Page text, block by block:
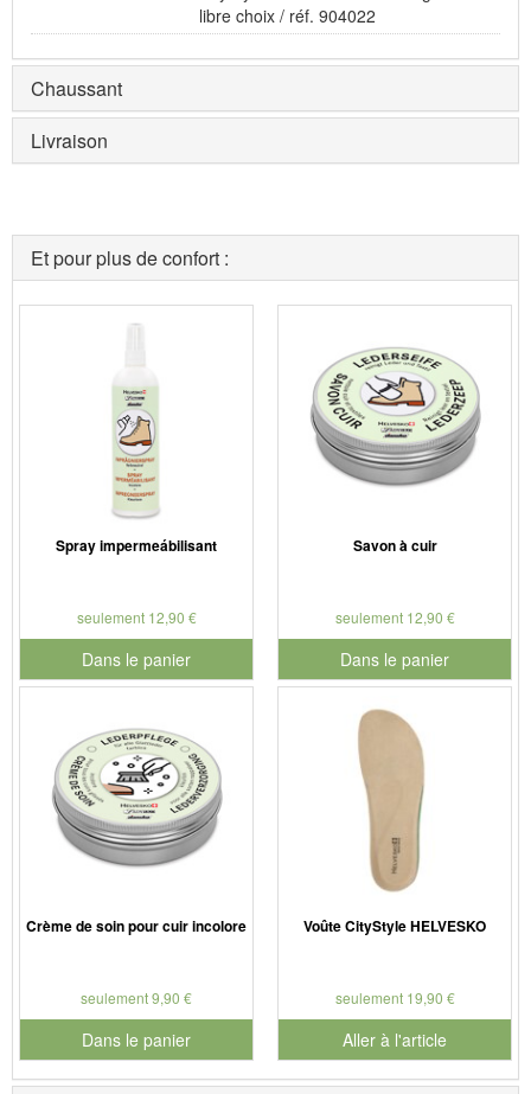
libre choix / réf. 904022
Chaussant
Livraison
Et pour plus de confort :
Spray impermeábilisant
seulement 12,90 €
Dans le panier
pour le numéro de produit 901126
Savon à cuir
seulement 12,90 €
Dans le panier
pour le numéro de produit
Crème de soin pour cuir incolore
seulement 9,90 €
Dans le panier
pour le numéro de produit 901186
Voûte CityStyle HELVESKO
seulement 19,90 €
Aller à l'article